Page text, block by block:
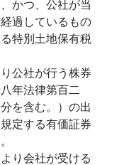
かつ、公社が当
過しているもの
特別土地保有税
公社が行う株券
年法律第百二
を含む。）の出
定する有価証券
り会社が受ける